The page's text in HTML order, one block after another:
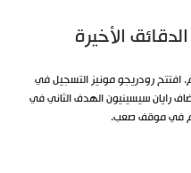
الأخيرة
افتتح رودريجو مونيز التسجيل في
ثم أضاف رايان سيسينيون الهدف الثاني في